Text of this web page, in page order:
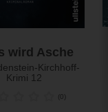
wird Asche
Kirchhoff-
Krimi 12
(0)